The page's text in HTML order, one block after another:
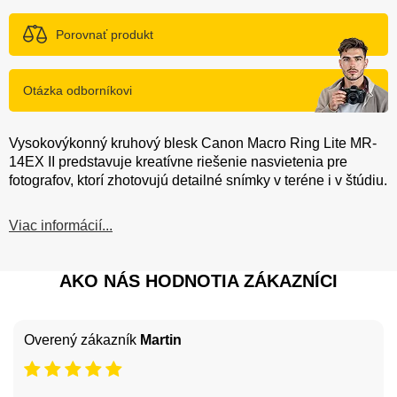
Porovnať produkt
Otázka odborníkovi
Vysokovýkonný kruhový blesk Canon Macro Ring Lite MR-
14EX II predstavuje kreatívne riešenie nasvietenia pre
fotografov, ktorí zhotovujú detailné snímky v teréne i v štúdiu.
Viac informácií...
AKO NÁS HODNOTIA ZÁKAZNÍCI
Overený zákazník Martin